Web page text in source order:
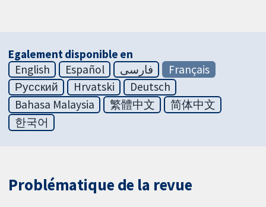
Egalement disponible en
English
Español فارسی
Français
Русский
Hrvatski
Deutsch
Bahasa Malaysia
繁體中文
简体中文
한국어
Problématique de la revue